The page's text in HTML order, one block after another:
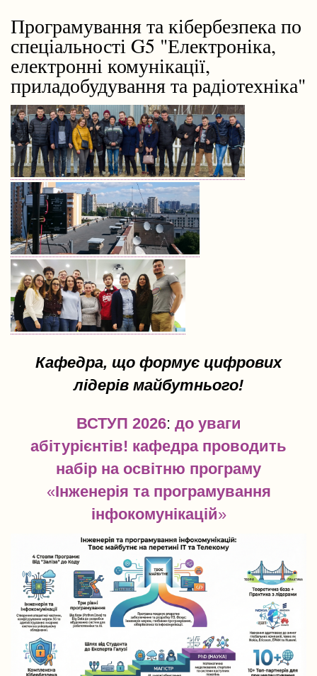
Програмування та кібербезпека по
спеціальності G5 "Електроніка,
електронні комунікації,
приладобудування та радіотехніка"
Кафедра, що формує цифрових
лідерів майбутнього!
ВСТУП 2026: до уваги
абітурієнтів! кафедра проводить
набір на освітню програму
«Інженерія та програмування
інфокомунікацій»